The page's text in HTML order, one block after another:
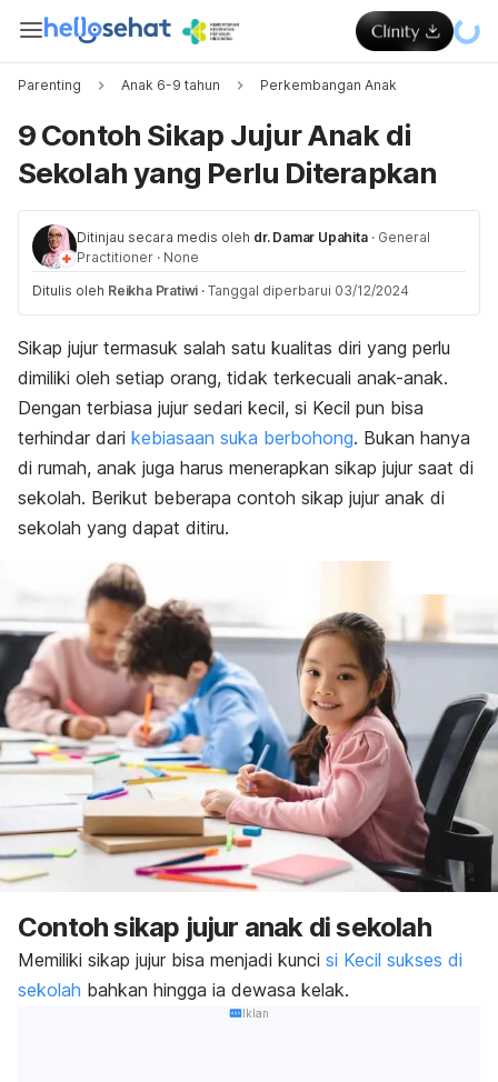
Parenting Anak 6-9 tahun Perkembangan Anak
9 Contoh Sikap Jujur Anak di
Sekolah yang Perlu Diterapkan
Ditinjau secara medis oleh dr. Damar Upahita · General
Practitioner · None
Ditulis oleh Reikha Pratiwi · Tanggal diperbarui 03/12/2024
Sikap jujur termasuk salah satu kualitas diri yang perlu
dimiliki oleh setiap orang, tidak terkecuali anak-anak.
Dengan terbiasa jujur sedari kecil, si Kecil pun bisa
terhindar dari kebiasaan suka berbohong. Bukan hanya
di rumah, anak juga harus menerapkan sikap jujur saat di
sekolah. Berikut beberapa contoh sikap jujur anak di
sekolah yang dapat ditiru.
Contoh sikap jujur anak di sekolah
Memiliki sikap jujur bisa menjadi kunci si Kecil sukses di
sekolah bahkan hingga ia dewasa kelak.
Iklan